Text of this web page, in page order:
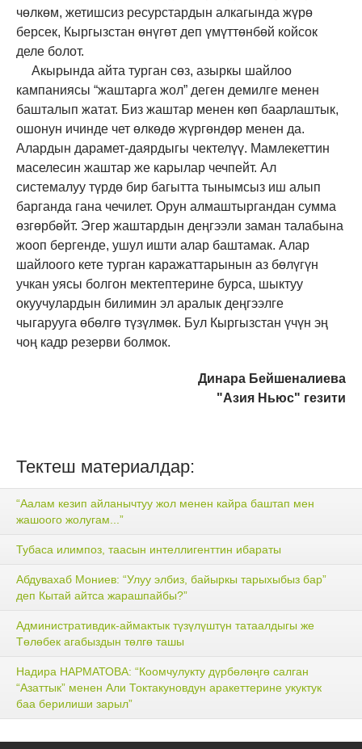
чөлкөм, жетишсиз ресурстардын алкагында жүрө
берсек, Кыргызстан өнүгөт деп үмүттөнбөй койсок
деле болот.
Акырында айта турган сөз, азыркы шайлоо
кампаниясы “жаштарга жол” деген демилге менен
башталып жатат. Биз жаштар менен көп баарлаштык,
ошонун ичинде чет өлкөдө жүргөндөр менен да.
Алардын дарамет-даярдыгы чектелүү. Мамлекеттин
маселесин жаштар же карылар чечпейт. Ал
системалуу түрдө бир багытта тынымсыз иш алып
барганда гана чечилет. Орун алмаштыргандан сумма
өзгөрбөйт. Эгер жаштардын деңгээли заман талабына
жооп бергенде, ушул ишти алар баштамак. Алар
шайлоого кете турган каражаттарынын аз бөлүгүн
учкан уясы болгон мектептерине бурса, шыктуу
окуучулардын билимин эл аралык деңгээлге
чыгарууга өбөлгө түзүлмөк. Бул Кыргызстан үчүн эң
чоң кадр резерви болмок.
Динара Бейшеналиева
"Азия Ньюс" гезити
Тектеш материалдар:
“Аалам кезип айланычтуу жол менен кайра баштап мен
жашоого жолугам...”
Тубаса илимпоз, таасын интеллигенттин ибараты
Абдувахаб Мониев: “Улуу элбиз, байыркы тарыхыбыз бар”
деп Кытай айтса жарашпайбы?”
Административдик-аймактык түзүлүштүн татаалдыгы же
Төлөбек агабыздын төлгө ташы
Надира НАРМАТОВА: “Коомчулукту дүрбөлөңгө салган
“Азаттык” менен Али Токтакуновдун аракеттерине укуктук
баа берилиши зарыл”